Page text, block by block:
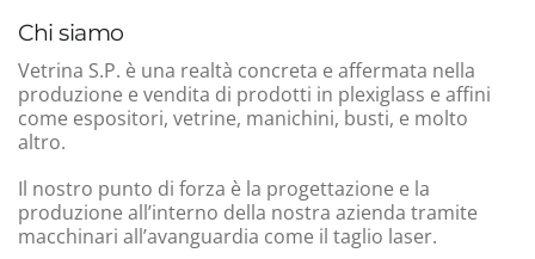
Chi siamo
Vetrina S.P. è una realtà concreta e affermata nella
produzione e vendita di prodotti in plexiglass e affini
come espositori, vetrine, manichini, busti, e molto
altro.
Il nostro punto di forza è la progettazione e la
produzione all’interno della nostra azienda tramite
macchinari all’avanguardia come il taglio laser.